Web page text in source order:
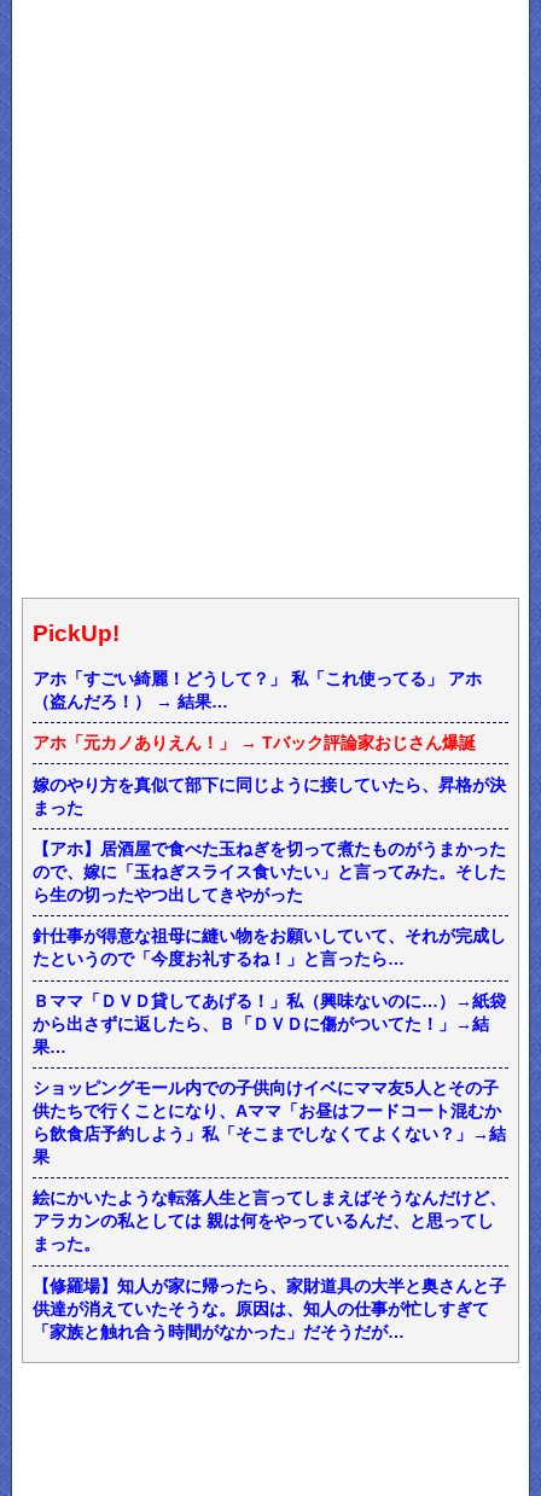
PickUp!
アホ「すごい綺麗！どうして？」 私「これ使ってる」 アホ
（盗んだろ！） → 結果…
アホ「元カノありえん！」 → Tバック評論家おじさん爆誕
嫁のやり方を真似て部下に同じように接していたら、昇格が決
まった
【アホ】居酒屋で食べた玉ねぎを切って煮たものがうまかった
ので、嫁に「玉ねぎスライス食いたい」と言ってみた。そした
ら生の切ったやつ出してきやがった
針仕事が得意な祖母に縫い物をお願いしていて、それが完成し
たというので「今度お礼するね！」と言ったら…
Ｂママ「ＤＶＤ貸してあげる！」私（興味ないのに…）→紙袋
から出さずに返したら、Ｂ「ＤＶＤに傷がついてた！」→結
果…
ショッピングモール内での子供向けイベにママ友5人とその子
供たちで行くことになり、Aママ「お昼はフードコート混むか
ら飲食店予約しよう」私「そこまでしなくてよくない？」→結
果
絵にかいたような転落人生と言ってしまえばそうなんだけど、
アラカンの私としては 親は何をやっているんだ、と思ってし
まった。
【修羅場】知人が家に帰ったら、家財道具の大半と奥さんと子
供達が消えていたそうな。原因は、知人の仕事が忙しすぎて
「家族と触れ合う時間がなかった」だそうだが…